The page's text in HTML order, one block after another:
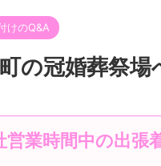
けのQ&A
の冠婚葬祭
営業時間中の出張